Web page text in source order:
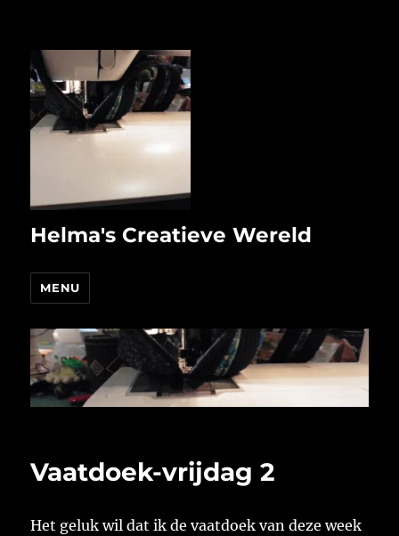
Helma's Creatieve Wereld
MENU
Vaatdoek-vrijdag 2
Het geluk wil dat ik de vaatdoek van deze week